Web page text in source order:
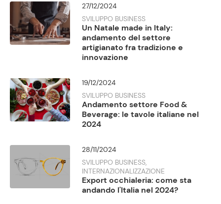
27/12/2024
SVILUPPO BUSINESS
Un Natale made in Italy:
andamento del settore
artigianato fra tradizione e
innovazione
19/12/2024
SVILUPPO BUSINESS
Andamento settore Food &
Beverage: le tavole italiane nel
2024
28/11/2024
SVILUPPO BUSINESS,
INTERNAZIONALIZZAZIONE
Export occhialeria: come sta
andando l'Italia nel 2024?